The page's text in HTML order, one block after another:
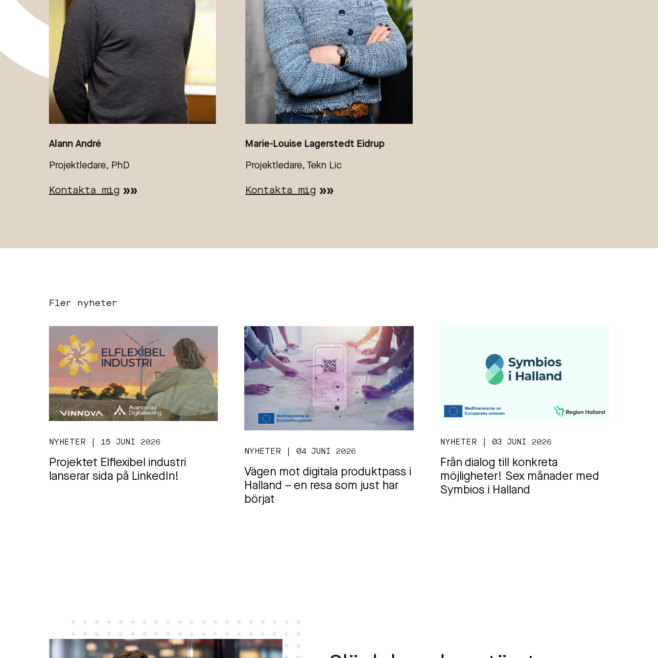
Alann André
Projektledare, PhD
Kontakta mig
Marie-Louise Lagerstedt Eidrup
Projektledare, Tekn Lic
Kontakta mig
Fler nyheter
NYHETER | 15 JUNI 2026
Projektet Elflexibel industri
lanserar sida på LinkedIn!
NYHETER | 04 JUNI 2026
Vägen mot digitala produktpass i
Halland – en resa som just har
börjat
NYHETER | 03 JUNI 2026
Från dialog till konkreta
möjligheter! Sex månader med
Symbios i Halland